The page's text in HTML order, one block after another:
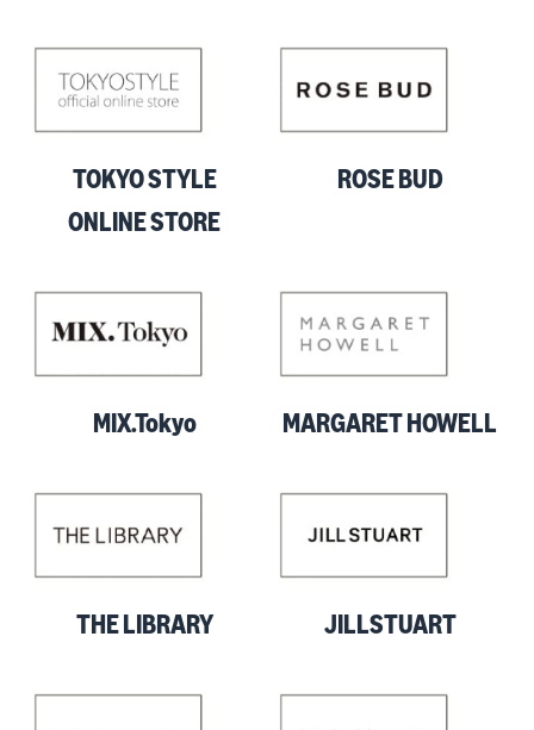
TOKYO STYLE
ONLINE STORE
ROSE BUD
MIX.Tokyo MARGARET HOWELL
THE LIBRARY JILLSTUART